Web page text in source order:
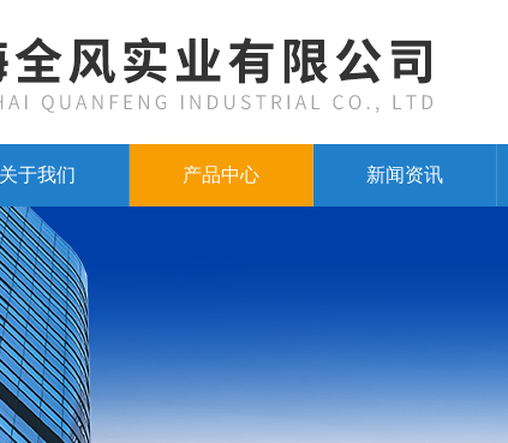
关于我们 产品中心 新闻资讯